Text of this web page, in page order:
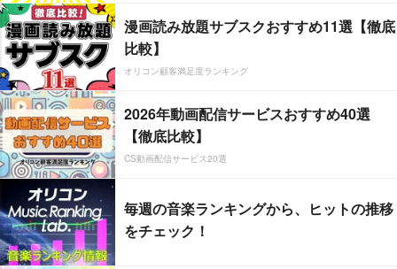
漫画読み放題サブスクおすすめ11選【徹底
比較】
オリコン顧客満足度ランキング
2026年動画配信サービスおすすめ40選
【徹底比較】
CS動画配信サービス20選
毎週の音楽ランキングから、ヒットの推移
をチェック！